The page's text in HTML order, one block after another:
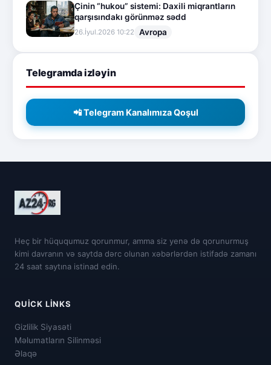
Çinin “hukou” sistemi: Daxili miqrantların
qarşısındakı görünməz sədd
26.İyul.2026 10:22 Avropa
Telegramda izləyin
📲 Telegram Kanalımıza Qoşul
Heç bir hüququmuz qorunmur, amma siz yenə də qorunurmuş
kimi davranın və saytda dərc olunan xəbərlərdən istifadə zamanı
24 saat saytına istinad edin.
QUICK LINKS
Gizlilik Siyasəti
Məlumatların Silinməsi
Əlaqə